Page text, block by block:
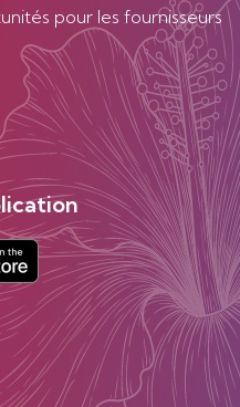
pour les fournisseurs